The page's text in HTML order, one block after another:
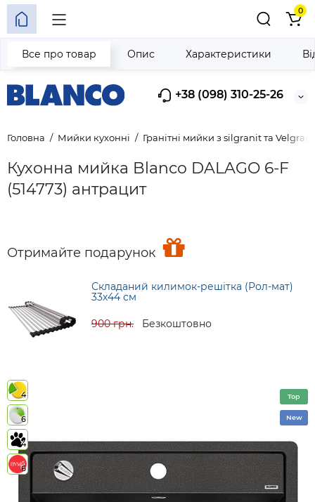
+38 (098) 310-25-26
0
Головна Мийки кухонні Гранітні мийки з silgranit та
Кухонна мийка Blanco DALAGO 6-F
(514773) антрацит
Отримайте подарунок
Складаний килимок-решітка (Рол-мат)
33х44 см
900 грн. Безкоштовно
Все про товар Опис Характеристики
4
6
4
6
Top
New